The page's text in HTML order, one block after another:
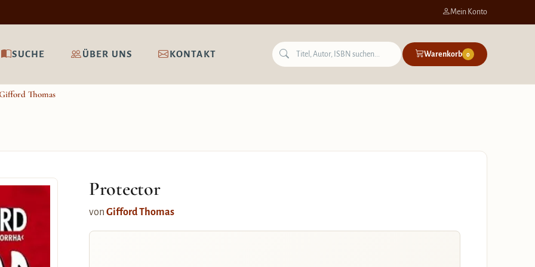
Mein Konto
SUCHE ÜBER UNS KONTAKT Warenkorb 0
Thomas
Protector
von Gifford Thomas